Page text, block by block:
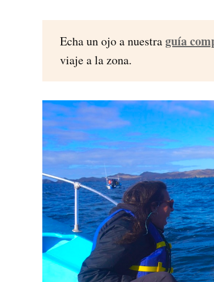
Echa un ojo a nuestraguía
viaje a la zona.